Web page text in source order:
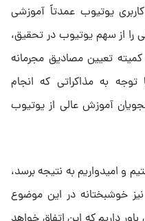
یوتیوب عمدتاً آموزشی
از سهم یوتیوب در تحقیق،
تعیین مصادیق مجرمانه
توجه به مذاکراتی که انجام
آموزش عالی از یوتیوب
و امیدواریم به نتیجه برسد،
نیز خوشبختانه در این موضوع